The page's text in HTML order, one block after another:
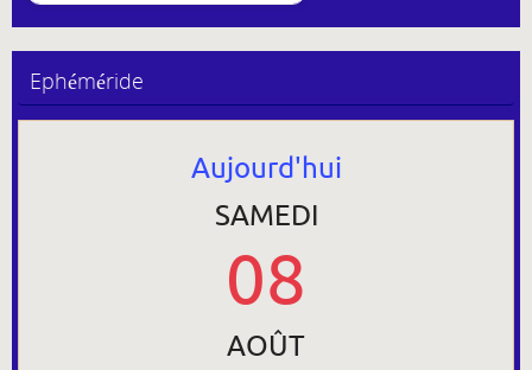
Ephéméride
Aujourd'hui
SAMEDI
08
AOÛT